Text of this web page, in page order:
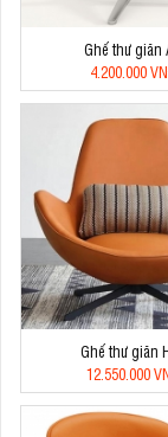
Ghế thư giãn
4.200.000
Ghế thư giãn
12.550.000